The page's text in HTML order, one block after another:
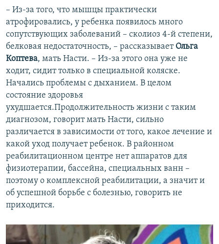
– Из-за того, что мышцы практически
атрофировались, у ребенка появилось много
сопутствующих заболеваний – сколиоз 4-й степени,
белковая недостаточность, – рассказывает Ольга
Коптева, мать Насти. – Из-за этого она уже не
ходит, сидит только в специальной коляске.
Начались проблемы с дыханием. В целом
состояние здоровья
ухудшается.Продолжительность жизни с таким
диагнозом, говорит мать Насти, сильно
различается в зависимости от того, какое лечение и
какой уход получает ребенок. В районном
реабилитационном центре нет аппаратов для
физиотерапии, бассейна, специальных ванн –
поэтому о комплексной реабилитации, а значит и
об успешной борьбе с болезнью, говорить не
приходится.